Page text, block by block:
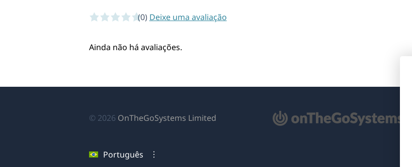
0 of 5 stars
(0) Deixe uma avaliação
Ainda não há avaliações.
© 2026 OnTheGoSystems Limited
Português